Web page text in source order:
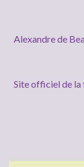
Alexandre de
Site officiel de la